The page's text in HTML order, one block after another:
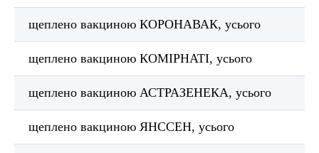
щеплено вакциною КОРОНАВАК, усього
щеплено вакциною КОМІРНАТІ, усього
щеплено вакциною АСТРАЗЕНЕКА, усього
щеплено вакциною ЯНССЕН, усього